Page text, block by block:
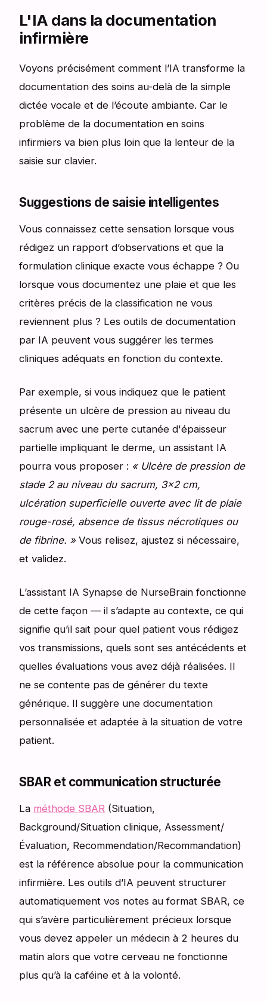
L'IA dans la documentation
infirmière
Voyons précisément comment l’IA transforme la
documentation des soins au-delà de la simple
dictée vocale et de l’écoute ambiante. Car le
problème de la documentation en soins
infirmiers va bien plus loin que la lenteur de la
saisie sur clavier.
Suggestions de saisie intelligentes
Vous connaissez cette sensation lorsque vous
rédigez un rapport d’observations et que la
formulation clinique exacte vous échappe ? Ou
lorsque vous documentez une plaie et que les
critères précis de la classification ne vous
reviennent plus ? Les outils de documentation
par IA peuvent vous suggérer les termes
cliniques adéquats en fonction du contexte.
Par exemple, si vous indiquez que le patient
présente un ulcère de pression au niveau du
sacrum avec une perte cutanée d'épaisseur
partielle impliquant le derme, un assistant IA
pourra vous proposer : « Ulcère de pression de
stade 2 au niveau du sacrum, 3×2 cm,
ulcération superficielle ouverte avec lit de plaie
rouge-rosé, absence de tissus nécrotiques ou
de fibrine. » Vous relisez, ajustez si nécessaire,
et validez.
L’assistant IA Synapse de NurseBrain fonctionne
de cette façon — il s’adapte au contexte, ce qui
signifie qu’il sait pour quel patient vous rédigez
vos transmissions, quels sont ses antécédents et
quelles évaluations vous avez déjà réalisées. Il
ne se contente pas de générer du texte
générique. Il suggère une documentation
personnalisée et adaptée à la situation de votre
patient.
SBAR et communication structurée
La méthode SBAR (Situation,
Background/Situation clinique, Assessment/
Évaluation, Recommendation/Recommandation)
est la référence absolue pour la communication
infirmière. Les outils d’IA peuvent structurer
automatiquement vos notes au format SBAR, ce
qui s’avère particulièrement précieux lorsque
vous devez appeler un médecin à 2 heures du
matin alors que votre cerveau ne fonctionne
plus qu’à la caféine et à la volonté.